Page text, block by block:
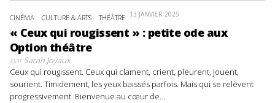
CINÉMA CULTURE & ARTS THÉÂTRE 13 JANVIER 2025
« Ceux qui rougissent » : petite ode aux
Option théâtre
parSarah Joyaux
Ceux qui rougissent. Ceux qui clament, crient, pleurent, jouent,
sourient. Timidement, les yeux baissés parfois. Mais qui se relèvent
progressivement. Bienvenue au cœur de...